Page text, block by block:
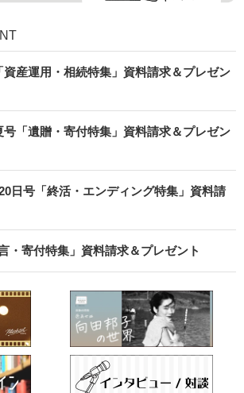
産運用・相続特集」資料請求＆プレゼン
「遺贈・寄付特集」資料請求＆プレゼン
日号「終活・エンディング特集」資料請
・寄付特集」資料請求＆プレゼント